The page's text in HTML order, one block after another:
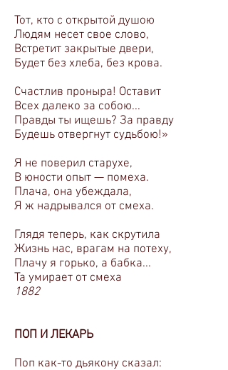
Тот, кто с открытой душою
Людям несет свое слово,
Встретит закрытые двери,
Будет без хлеба, без крова.
Счастлив проныра! Оставит
Всех далеко за собою...
Правды ты ищешь? За правду
Будешь отвергнут судьбою!»
Я не поверил старухе,
В юности опыт — помеха.
Плача, она убеждала,
Я ж надрывался от смеха.
Глядя теперь, как скрутила
Жизнь нас, врагам на потеху,
Плачу я горько, а бабка...
Та умирает от смеха
1882
ПОП И ЛЕКАРЬ
Поп как-то дьякону сказал: